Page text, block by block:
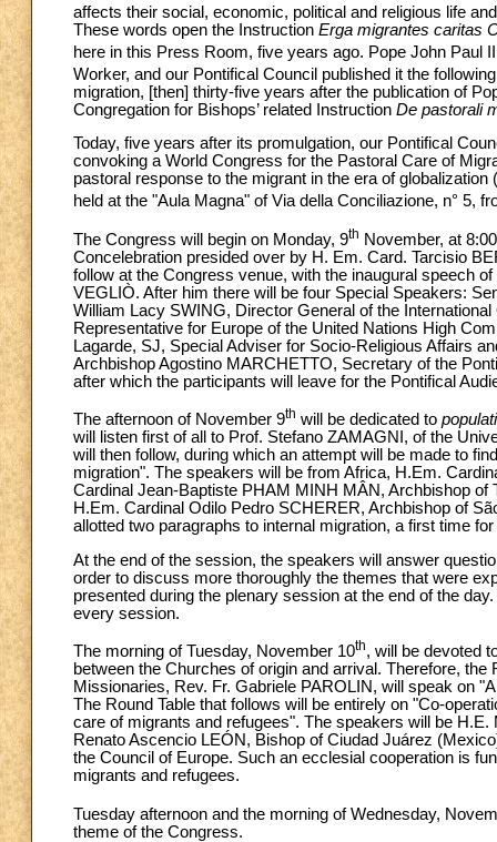
affects their social, economic, political and religious life
These words open the Instruction Erga migrantes caritas
here in this Press Room, five years ago. Pope John Paul
Worker, and our Pontifical Council published it the
migration, [then] thirty-five years after the publication of
Congregation for Bishops’ related Instruction De pastorali
Today, five years after its promulgation, our Pontifical
convoking a World Congress for the Pastoral Care of
pastoral response to the migrant in the era of
held at the "Aula Magna" of Via della Conciliazione, n° 5,
The Congress will begin on Monday, 9th November, at
Concelebration presided over by H. Em. Card. Tarcisio
follow at the Congress venue, with the inaugural speech
VEGLIÒ. After him there will be four Special Speakers:
William Lacy SWING, Director General of the
Representative for Europe of the United Nations High
Lagarde, SJ, Special Adviser for Socio-Religious Affairs
Archbishop Agostino MARCHETTO, Secretary of the
after which the participants will leave for the Pontifical
The afternoon of November 9th will be dedicated to
will listen first of all to Prof. Stefano ZAMAGNI, of the
will then follow, during which an attempt will be made to
migration". The speakers will be from Africa, H.Em.
Cardinal Jean-Baptiste PHAM MINH MÂN, Archbishop
H.Em. Cardinal Odilo Pedro SCHERER, Archbishop of
allotted two paragraphs to internal migration, a first time
At the end of the session, the speakers will answer
order to discuss more thoroughly the themes that were
presented during the plenary session at the end of the
every session.
The morning of Tuesday, November 10th, will be devoted
between the Churches of origin and arrival. Therefore,
Missionaries, Rev. Fr. Gabriele PAROLIN, will speak on
The Round Table that follows will be entirely on "Co-
care of migrants and refugees". The speakers will be
Renato Ascencio LEÓN, Bishop of Ciudad Juárez
the Council of Europe. Such an ecclesial cooperation is
migrants and refugees.
Tuesday afternoon and the morning of Wednesday,
theme of the Congress.